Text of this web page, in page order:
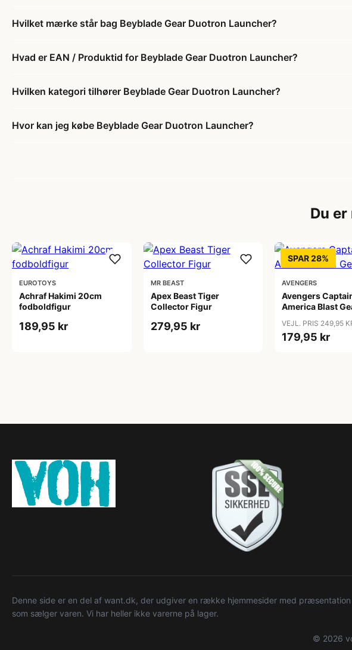
Hvilket mærke står bag Beyblade Gear Duotron Launcher?
Hvad er EAN / Produktid for Beyblade Gear Duotron Launcher?
Hvilken kategori tilhører Beyblade Gear Duotron Launcher?
Hvor kan jeg købe Beyblade Gear Duotron Launcher?
Du
EUROTOYS
Achraf Hakimi 20cm
fodboldfigur
189,95 kr
MR BEAST
Apex Beast Tiger
Collector Figur
279,95 kr
SPAR 28%
AVENGERS
Avengers
America Blast
VEJL. PRIS 249,95
179,95 kr
Denne side er en del af want.dk, der udgiver en række hjemmesider med
som sælger varen. Vi har heller ikke varerne på lager.
© 2026